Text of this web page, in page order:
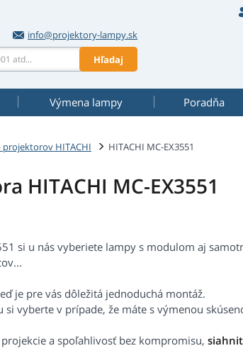
info@projektory-lampy.sk
Hľadaj
Výmena lampy Poradňa
projektorov HITACHI HITACHI MC-EX3551
HITACHI MC-EX3551
si u nás vyberiete lampy s modulom aj
je pre vás dôležitá jednoduchá montáž.
si vyberte v prípade, že máte s výmenou
a spoľahlivosť bez kompromisu,